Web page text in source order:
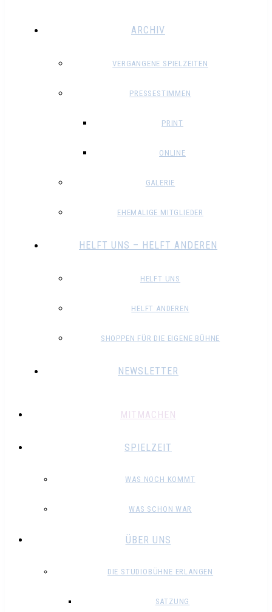
ARCHIV
VERGANGENE SPIELZEITEN
PRESSESTIMMEN
PRINT
ONLINE
GALERIE
EHEMALIGE MITGLIEDER
HELFT UNS – HELFT ANDEREN
HELFT UNS
HELFT ANDEREN
SHOPPEN FÜR DIE EIGENE BÜHNE
NEWSLETTER
MITMACHEN
SPIELZEIT
WAS NOCH KOMMT
WAS SCHON WAR
ÜBER UNS
DIE STUDIOBÜHNE ERLANGEN
SATZUNG